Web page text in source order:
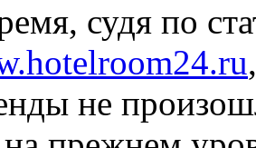
судя по
не